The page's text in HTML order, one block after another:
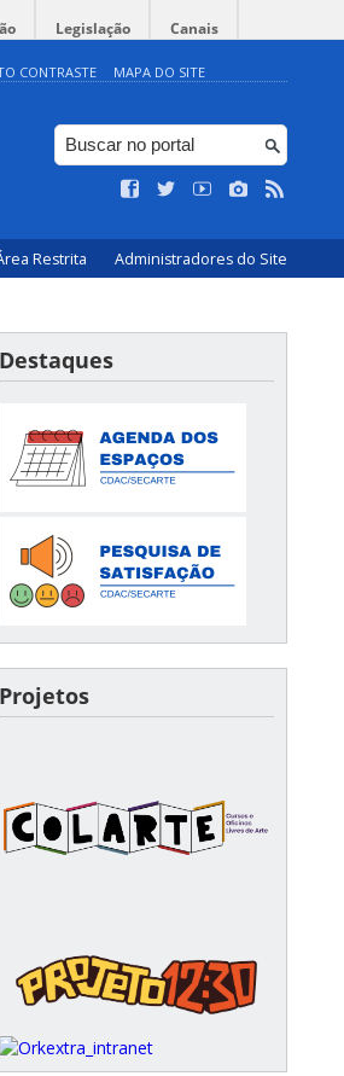
Legislação Canais
CONTRASTE MAPA DO SITE
Restrita Administradores do Site
Destaques
Projetos